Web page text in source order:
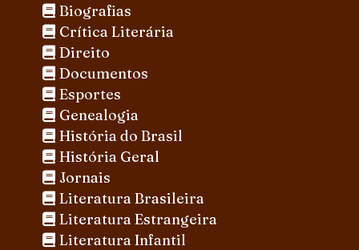
Biografias
Crítica Literária
Direito
Documentos
Esportes
Genealogia
História do Brasil
História Geral
Jornais
Literatura Brasileira
Literatura Estrangeira
Literatura Infantil